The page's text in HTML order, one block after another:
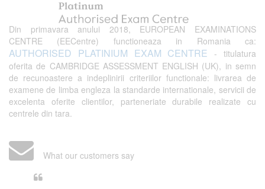
Din primavara anului 2018, EUROPEAN EXAMINATIONS
CENTRE (EECentre) functioneaza in Romania ca:
AUTHORISED PLATINIUM EXAM CENTRE - titulatura
oferita de CAMBRIDGE ASSESSMENT ENGLISH (UK), in semn
de recunoastere a indeplinirii criteriilor functionale: livrarea de
examene de limba engleza la standarde internationale, servicii de
excelenta oferite clientilor, parteneriate durabile realizate cu
centrele din tara.
What our customers say